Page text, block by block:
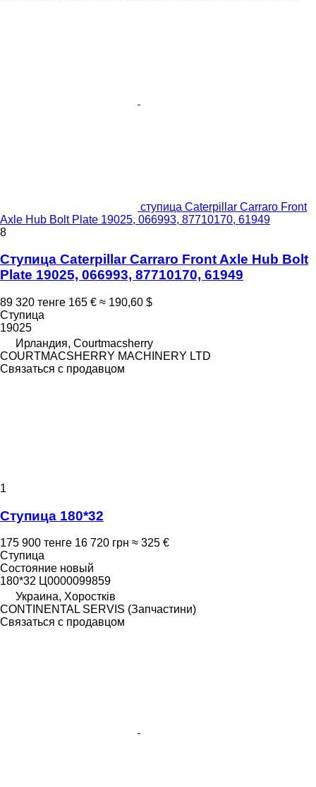
ступица Caterpillar Carraro Front
Axle Hub Bolt Plate 19025, 066993, 87710170, 61949
8
Ступица Caterpillar Carraro Front Axle Hub Bolt
Plate 19025, 066993, 87710170, 61949
89 320 тенге 165 € ≈ 190,60 $
Ступица
19025
Ирландия, Courtmacsherry
COURTMACSHERRY MACHINERY LTD
Связаться с продавцом
1
Ступица 180*32
175 900 тенге 16 720 грн ≈ 325 €
Ступица
Состояние новый
180*32 Ц0000099859
Украина, Хоростків
CONTINENTAL SERVIS (Запчастини)
Связаться с продавцом